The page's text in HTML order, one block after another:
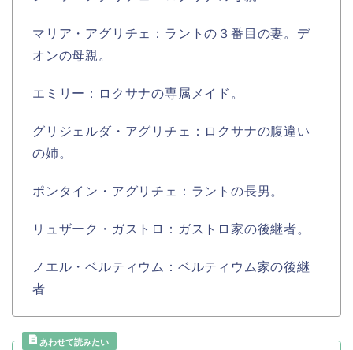
マリア・アグリチェ：ラントの３番目の妻。デ
オンの母親。
エミリー：ロクサナの専属メイド。
グリジェルダ・アグリチェ：ロクサナの腹違い
の姉。
ポンタイン・アグリチェ：ラントの長男。
リュザーク・ガストロ：ガストロ家の後継者。
ノエル・ベルティウム：ベルティウム家の後継
者